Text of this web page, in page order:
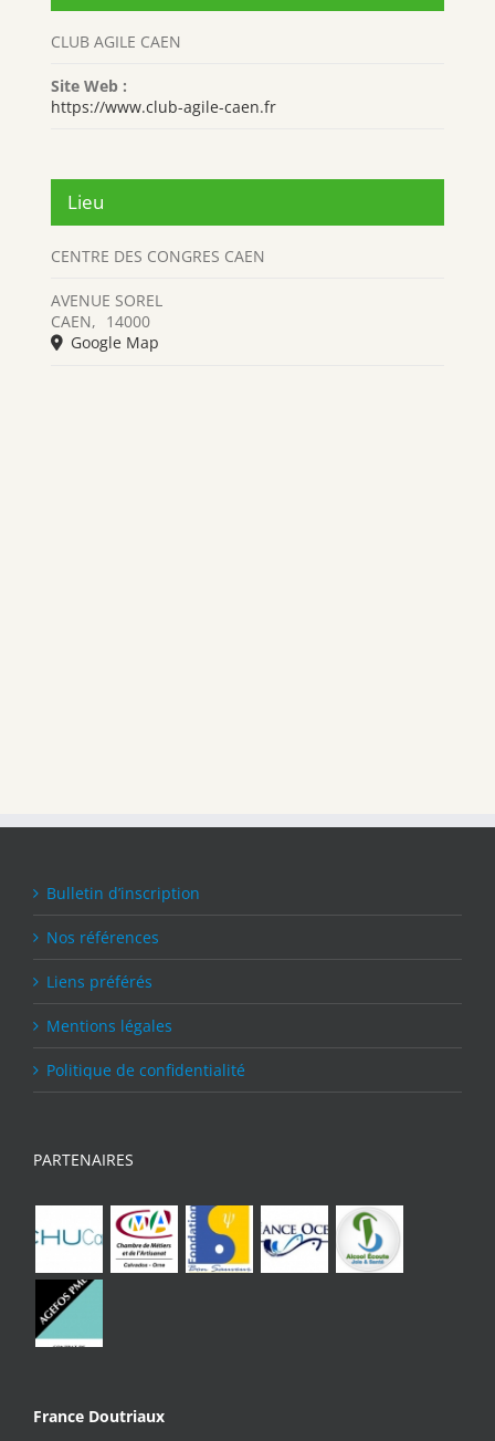
CLUB AGILE CAEN
Site Web :
https://www.club-agile-caen.fr
Lieu
CENTRE DES CONGRES CAEN
AVENUE SOREL
CAEN, 14000
Google Map
Bulletin d’inscription
Nos références
Liens préférés
Mentions légales
Politique de confidentialité
PARTENAIRES
France Doutriaux